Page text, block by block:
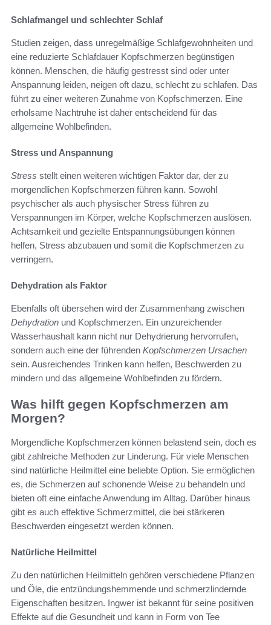
Schlafmangel und schlechter Schlaf
Studien zeigen, dass unregelmäßige Schlafgewohnheiten und
eine reduzierte Schlafdauer Kopfschmerzen begünstigen
können. Menschen, die häufig gestresst sind oder unter
Anspannung leiden, neigen oft dazu, schlecht zu schlafen. Das
führt zu einer weiteren Zunahme von Kopfschmerzen. Eine
erholsame Nachtruhe ist daher entscheidend für das
allgemeine Wohlbefinden.
Stress und Anspannung
Stress stellt einen weiteren wichtigen Faktor dar, der zu
morgendlichen Kopfschmerzen führen kann. Sowohl
psychischer als auch physischer Stress führen zu
Verspannungen im Körper, welche Kopfschmerzen auslösen.
Achtsamkeit und gezielte Entspannungsübungen können
helfen, Stress abzubauen und somit die Kopfschmerzen zu
verringern.
Dehydration als Faktor
Ebenfalls oft übersehen wird der Zusammenhang zwischen
Dehydration und Kopfschmerzen. Ein unzureichender
Wasserhaushalt kann nicht nur Dehydrierung hervorrufen,
sondern auch eine der führenden Kopfschmerzen Ursachen
sein. Ausreichendes Trinken kann helfen, Beschwerden zu
mindern und das allgemeine Wohlbefinden zu fördern.
Was hilft gegen Kopfschmerzen am
Morgen?
Morgendliche Kopfschmerzen können belastend sein, doch es
gibt zahlreiche Methoden zur Linderung. Für viele Menschen
sind natürliche Heilmittel eine beliebte Option. Sie ermöglichen
es, die Schmerzen auf schonende Weise zu behandeln und
bieten oft eine einfache Anwendung im Alltag. Darüber hinaus
gibt es auch effektive Schmerzmittel, die bei stärkeren
Beschwerden eingesetzt werden können.
Natürliche Heilmittel
Zu den natürlichen Heilmitteln gehören verschiedene Pflanzen
und Öle, die entzündungshemmende und schmerzlindernde
Eigenschaften besitzen. Ingwer ist bekannt für seine positiven
Effekte auf die Gesundheit und kann in Form von Tee